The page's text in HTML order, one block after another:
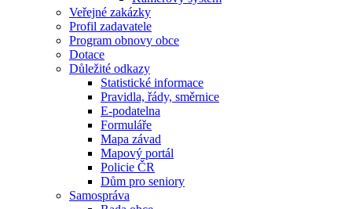
Veřejné zakázky
Profil zadavatele
Program obnovy obce
Dotace
Důležité odkazy
Statistické informace
Pravidla, řády, směrnice
E-podatelna
Formuláře
Mapa závad
Mapový portál
Policie ČR
Dům pro seniory
Samospráva